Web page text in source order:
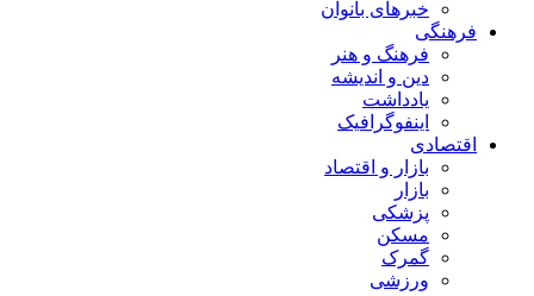
خبرهای بانوان
فرهنگی
فرهنگ و هنر
دین و اندیشه
یادداشت
اینفوگرافیک
اقتصادی
بازار و اقتصاد
بازار
پزشکی
مسکن
گمرک
ورزشی